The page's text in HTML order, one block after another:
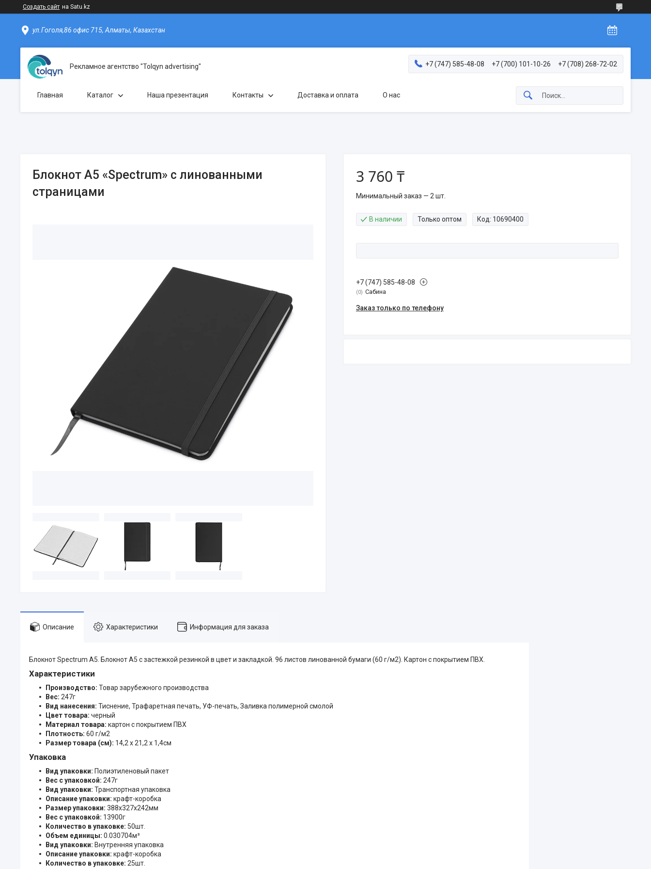
Создать сайт на Satu.kz
ул.Гоголя,86 офис 715, Алматы, Казахстан
Рекламное агентство "Tolqyn advertising" +7 (747) 585-48-08 +7 (700) 101-10-26 +7 (708) 268-72-02
Главная Каталог Наша презентация Контакты Доставка и оплата О нас
Блокнот А5 «Spectrum» с линованными
страницами
3 760 ₸
Минимальный заказ — 2 шт.
В наличии Только оптом Код: 10690400
+7 (747) 585-48-08
0 Сабина
Заказ только по телефону
Описание Характеристики Информация для заказа
Блокнот Spectrum A5. Блокнот А5 с застежкой резинкой в цвет и закладкой. 96 листов линованной бумаги (60 г/м2). Картон с покрытием ПВХ.
Характеристики
Производство: Товар зарубежного производства
Вес: 247г
Вид нанесения: Тиснение, Трафаретная печать, УФ-печать, Заливка полимерной смолой
Цвет товара: черный
Материал товара: картон с покрытием ПВХ
Плотность: 60 г/м2
Размер товара (см): 14,2 х 21,2 х 1,4см
Упаковка
Вид упаковки: Полиэтиленовый пакет
Вес с упаковкой: 247г
Вид упаковки: Транспортная упаковка
Описание упаковки: крафт-коробка
Размер упаковки: 388x327x242мм
Вес с упаковкой: 13900г
Количество в упаковке: 50шт.
Объем единицы: 0.030704м³
Вид упаковки: Внутренняя упаковка
Описание упаковки: крафт-коробка
Количество в упаковке: 25шт.